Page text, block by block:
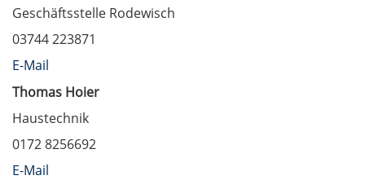
Geschäftsstelle Rodewisch
03744 223871
E-Mail
Thomas Hoier
Haustechnik
0172 8256692
E-Mail